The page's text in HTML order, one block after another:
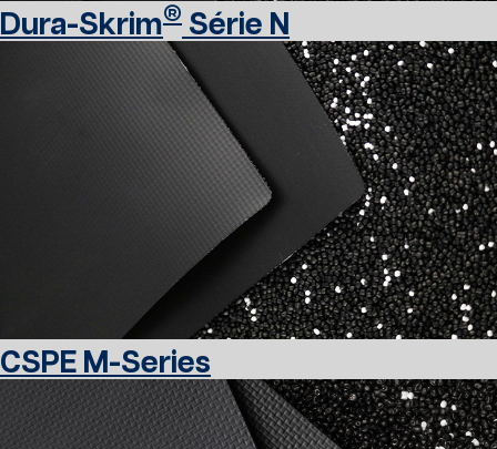
Dura-Skrim® Série N
CSPE M-Series